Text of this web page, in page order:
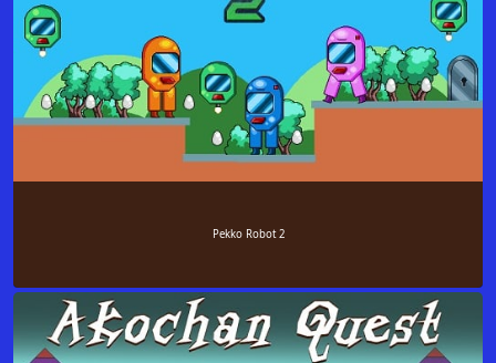
Pekko Robot 2